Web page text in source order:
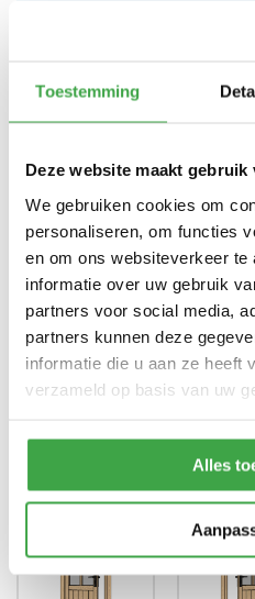
Toestemming
Deze website maakt gebruik
We gebruiken cookies om
personaliseren, om functies
en om ons websiteverkeer
informatie over uw gebruik
partners voor social media,
partners kunnen deze
informatie die u aan ze heeft
verzameld op basis van uw
Alles
Dakhout
Deur
Doorloophoogte deur
Bevestigingsmaterialen
Transport